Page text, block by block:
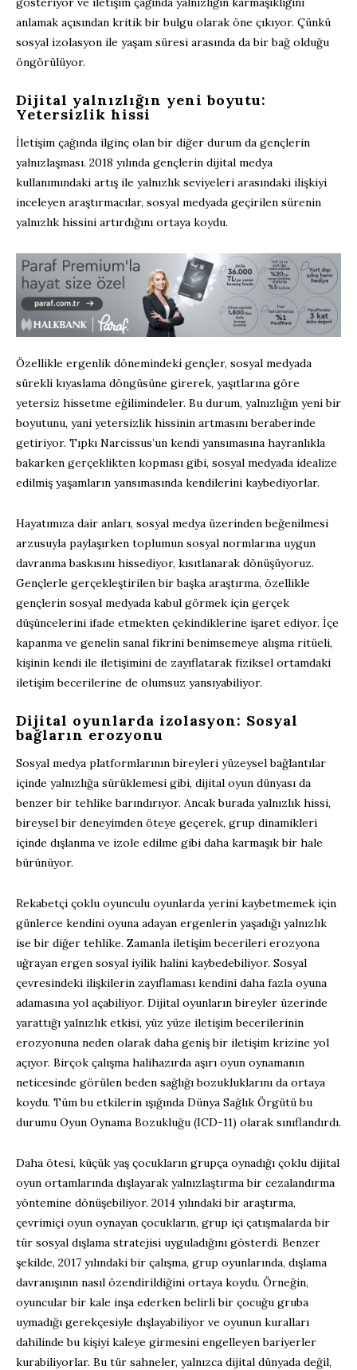
anlamak açısından kritik bir bulgu olarak öne çıkıyor. Çünkü
sosyal izolasyon ile yaşam süresi arasında da bir bağ olduğu
öngörülüyor.
Dijital yalnızlığın yeni boyutu:
Yetersizlik hissi
İletişim çağında ilginç olan bir diğer durum da gençlerin
yalnızlaşması. 2018 yılında gençlerin dijital medya
kullanımındaki artış ile yalnızlık seviyeleri arasındaki ilişkiyi
inceleyen araştırmacılar, sosyal medyada geçirilen sürenin
yalnızlık hissini artırdığını ortaya koydu.
Özellikle ergenlik dönemindeki gençler, sosyal medyada
sürekli kıyaslama döngüsüne girerek, yaşıtlarına göre
yetersiz hissetme eğilimindeler. Bu durum, yalnızlığın yeni bir
boyutunu, yani yetersizlik hissinin artmasını beraberinde
getiriyor. Tıpkı Narcissus’un kendi yansımasına hayranlıkla
bakarken gerçeklikten kopması gibi, sosyal medyada idealize
edilmiş yaşamların yansımasında kendilerini kaybediyorlar.
Hayatımıza dair anları, sosyal medya üzerinden beğenilmesi
arzusuyla paylaşırken toplumun sosyal normlarına uygun
davranma baskısını hissediyor, kısıtlanarak dönüşüyoruz.
Gençlerle gerçekleştirilen bir başka araştırma, özellikle
gençlerin sosyal medyada kabul görmek için gerçek
düşüncelerini ifade etmekten çekindiklerine işaret ediyor. İçe
kapanma ve genelin sanal fikrini benimsemeye alışma ritüeli,
kişinin kendi ile iletişimini de zayıflatarak fiziksel ortamdaki
iletişim becerilerine de olumsuz yansıyabiliyor.
Dijital oyunlarda izolasyon: Sosyal
bağların erozyonu
Sosyal medya platformlarının bireyleri yüzeysel bağlantılar
içinde yalnızlığa sürüklemesi gibi, dijital oyun dünyası da
benzer bir tehlike barındırıyor. Ancak burada yalnızlık hissi,
bireysel bir deneyimden öteye geçerek, grup dinamikleri
içinde dışlanma ve izole edilme gibi daha karmaşık bir hale
bürünüyor.
Rekabetçi çoklu oyunculu oyunlarda yerini kaybetmemek için
günlerce kendini oyuna adayan ergenlerin yaşadığı yalnızlık
ise bir diğer tehlike. Zamanla iletişim becerileri erozyona
uğrayan ergen sosyal iyilik halini kaybedebiliyor. Sosyal
çevresindeki ilişkilerin zayıflaması kendini daha fazla oyuna
adamasına yol açabiliyor. Dijital oyunların bireyler üzerinde
yarattığı yalnızlık etkisi, yüz yüze iletişim becerilerinin
erozyonuna neden olarak daha geniş bir iletişim krizine yol
açıyor. Birçok çalışma halihazırda aşırı oyun oynamanın
neticesinde görülen beden sağlığı bozukluklarını da ortaya
koydu. Tüm bu etkilerin ışığında Dünya Sağlık Örgütü bu
durumu Oyun Oynama Bozukluğu (ICD-11) olarak sınıflandırdı.
Daha ötesi, küçük yaş çocukların grupça oynadığı çoklu dijital
oyun ortamlarında dışlayarak yalnızlaştırma bir cezalandırma
yöntemine dönüşebiliyor. 2014 yılındaki bir araştırma,
çevrimiçi oyun oynayan çocukların, grup içi çatışmalarda bir
tür sosyal dışlama stratejisi uyguladığını gösterdi. Benzer
şekilde, 2017 yılındaki bir çalışma, grup oyunlarında, dışlama
davranışının nasıl özendirildiğini ortaya koydu. Örneğin,
oyuncular bir kale inşa ederken belirli bir çocuğu gruba
uymadığı gerekçesiyle dışlayabiliyor ve oyunun kuralları
dahilinde bu kişiyi kaleye girmesini engelleyen bariyerler
kurabiliyorlar. Bu tür sahneler, yalnızca dijital dünyada değil,